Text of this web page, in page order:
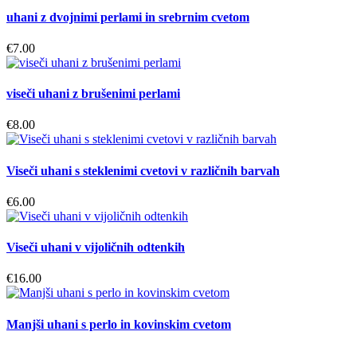
uhani z dvojnimi perlami in srebrnim cvetom
€7.00
viseči uhani z brušenimi perlami
€8.00
Viseči uhani s steklenimi cvetovi v različnih barvah
€6.00
Viseči uhani v vijoličnih odtenkih
€16.00
Manjši uhani s perlo in kovinskim cvetom